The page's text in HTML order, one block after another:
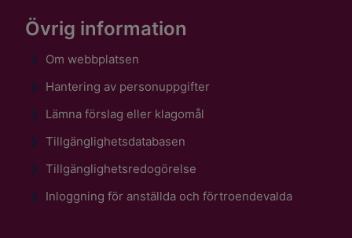
Övrig information
Om webbplatsen
Hantering av personuppgifter
Lämna förslag eller klagomål
Tillgänglighetsdatabasen
Tillgänglighetsredogörelse
Inloggning för anställda och förtroendevalda